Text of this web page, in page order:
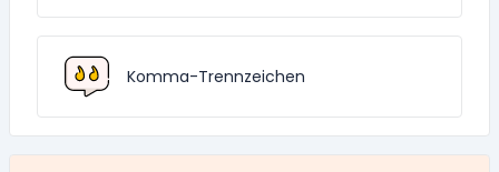
Komma-Trennzeichen